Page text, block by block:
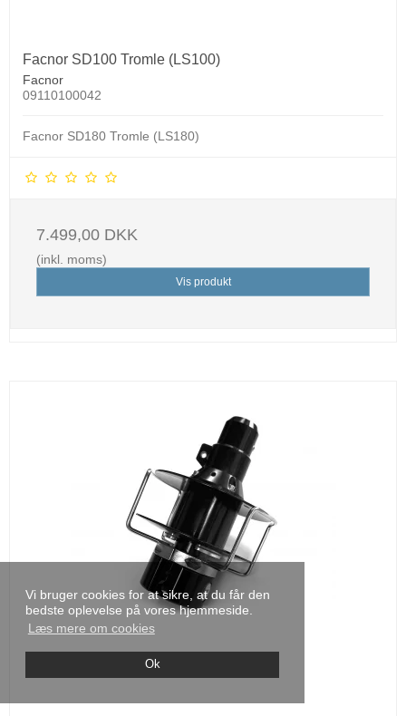
Vi bruger cookies for at sikre, at du får den
bedste oplevelse på vores hjemmeside.
Læs mere om cookies
Ok
Facnor SD100 Tromle (LS100)
Facnor
09110100042
Facnor SD180 Tromle (LS180)
7.499,00 DKK
(inkl. moms)
Vis produkt